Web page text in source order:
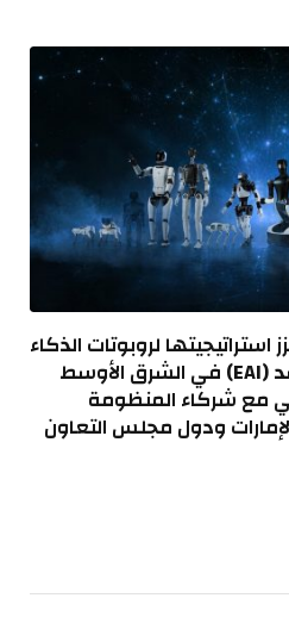
استراتيجيتها لروبوتات الذكاء
الاصطناعي المتجسد (EAI) في الشرق الأوسط
مع شركاء المنظومة
ودول مجلس التعاون